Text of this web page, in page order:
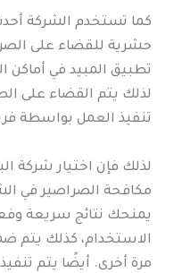
كما تستخدم الشركة
حشرية للقضاء على
تطبيق المبيد في أماكن
لذلك يتم القضاء على
تنفيذ العمل بواسطة
لذلك فإن اختيار شركة
مكافحة الصراصير في
يمنحك نتائج سريعة
الاستخدام، كذلك يتم
مرة أخرى. أيضًا يتم